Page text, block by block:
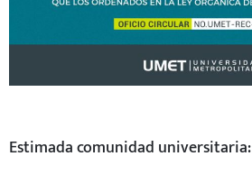
Estimada comunidad universitaria: